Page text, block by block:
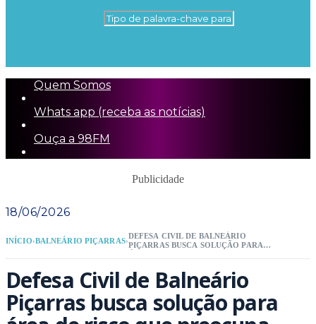
Quem Somos
Whats app (receba as notícias)
Ouça a 98FM
Publicidade
18/06/2026
INÍCIO›BALNEÁRIO PIÇARRAS›
DEFESA CIVIL DE BALNEÁRIO
PIÇARRAS BUSCA SOLUÇÃO PARA
Defesa Civil de Balneário
Piçarras busca solução para